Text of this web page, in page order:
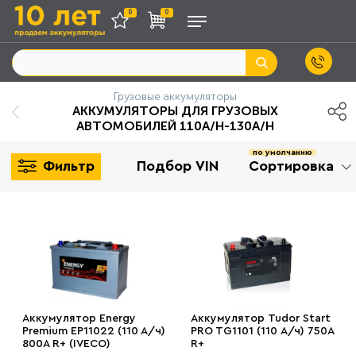
0 0
Грузовые аккумуляторы
АККУМУЛЯТОРЫ ДЛЯ ГРУЗОВЫХ
АВТОМОБИЛЕЙ 110A/H-130A/H
Фильтр Подбор VIN Сортировка
по умолчанию
Аккумулятор Energy
Premium EP11022 (110 A/ч)
800A R+ (IVECO)
Аккумулятор Tudor Start
PRO TG1101 (110 А/ч) 750A
R+